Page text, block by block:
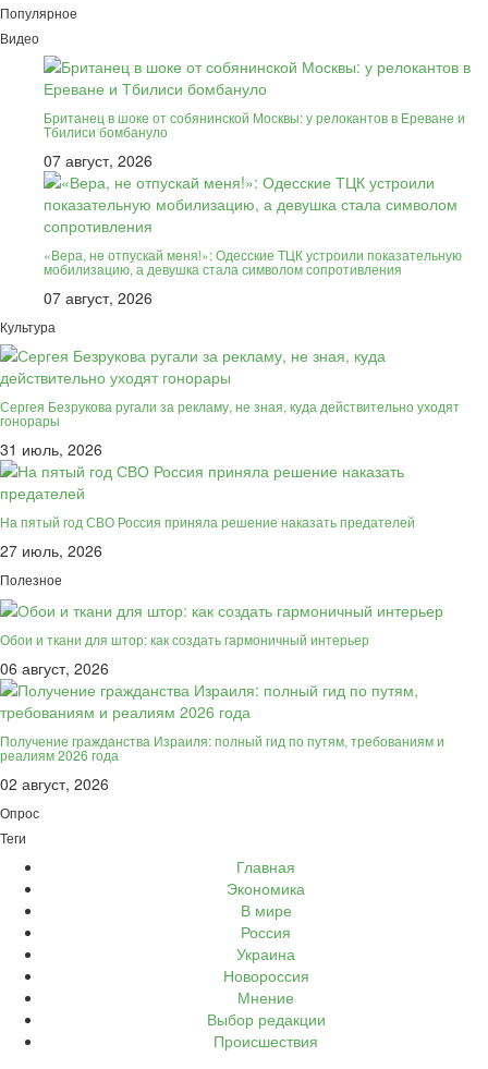
Популярное
Видео
Британец в шоке от собянинской Москвы: у релокантов в Ереване и
Тбилиси бомбануло
07 август, 2026
«Вера, не отпускай меня!»: Одесские ТЦК устроили показательную
мобилизацию, а девушка стала символом сопротивления
07 август, 2026
Культура
Сергея Безрукова ругали за рекламу, не зная, куда действительно уходят
гонорары
31 июль, 2026
На пятый год СВО Россия приняла решение наказать предателей
27 июль, 2026
Полезное
Обои и ткани для штор: как создать гармоничный интерьер
06 август, 2026
Получение гражданства Израиля: полный гид по путям, требованиям и
реалиям 2026 года
02 август, 2026
Опрос
Теги
Главная
Экономика
В мире
Россия
Украина
Новороссия
Мнение
Выбор редакции
Происшествия